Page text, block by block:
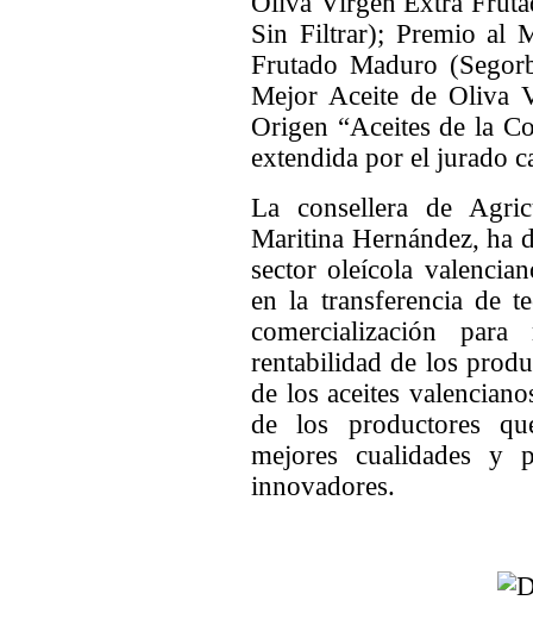
Sin Filtrar); Premio al
Frutado Maduro
Mejor Aceite de Oliva
Origen “Aceites de la
extendida por el jurado
La consellera de
Maritina Hernández, ha
sector oleícola
en la transferencia de
comercialización
rentabilidad de los
de los aceites
de los productores
mejores cualidades y
innovadores.